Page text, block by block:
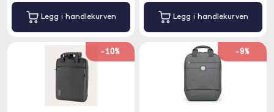
Legg i handlekurven Legg i handlekurven
-10% -9%